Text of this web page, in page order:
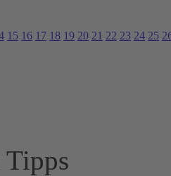
15 16 17 18 19 20 21 22 23 24 25